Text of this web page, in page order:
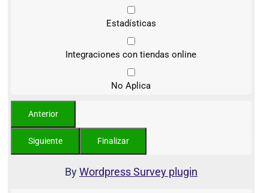
Estadísticas
Integraciones con tiendas online
No Aplica
ByWordpress Survey plugin